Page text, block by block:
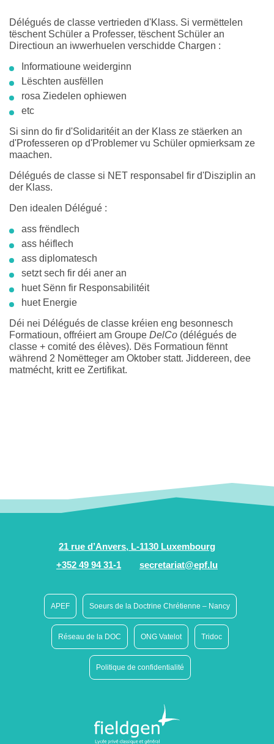
Délégués de classe vertrieden d'Klass. Si vermëttelen
tëschent Schüler a Professer, tëschent Schüler an
Directioun an iwwerhuelen verschidde Chargen :
Informatioune weiderginn
Lëschten ausfëllen
rosa Ziedelen ophiewen
etc
Si sinn do fir d'Solidaritéit an der Klass ze stäerken an
d'Professeren op d'Problemer vu Schüler opmierksam ze
maachen.
Délégués de classe si NET responsabel fir d'Disziplin an
der Klass.
Den idealen Délégué :
ass frëndlech
ass héiflech
ass diplomatesch
setzt sech fir déi aner an
huet Sënn fir Responsabilitéit
huet Energie
Déi nei Délégués de classe kréien eng besonnesch
Formatioun, offréiert am Groupe DelCo (délégués de
classe + comité des élèves). Dës Formatioun fënnt
während 2 Nomëtteger am Oktober statt. Jiddereen, dee
matmécht, kritt ee Zertifikat.
21 rue d’Anvers, L-1130 Luxembourg
+352 49 94 31-1
secretariat@epf.lu
APEF Soeurs de la Doctrine Chrétienne – Nancy
Réseau de la DOC ONG Vatelot Tridoc
Politique de confidentialité